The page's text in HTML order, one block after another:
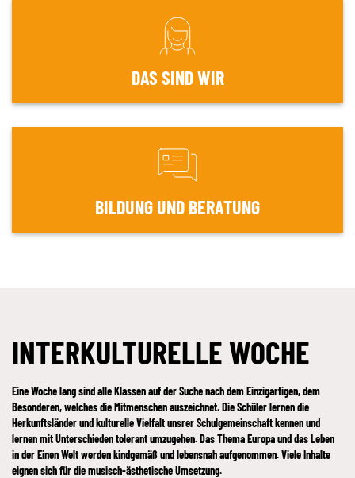
DAS SIND WIR
BILDUNG UND BERATUNG
INTERKULTURELLE WOCHE
Eine Woche lang sind alle Klassen auf der Suche nach dem Einzigartigen, dem
Besonderen, welches die Mitmenschen auszeichnet. Die Schüler lernen die
Herkunftsländer und kulturelle Vielfalt unsrer Schulgemeinschaft kennen und
lernen mit Unterschieden tolerant umzugehen. Das Thema Europa und das Leben
in der Einen Welt werden kindgemäß und lebensnah aufgenommen. Viele Inhalte
eignen sich für die musisch-ästhetische Umsetzung.